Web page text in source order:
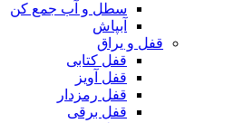
سطل و آب جمع کن
آبپاش
قفل و یراق
قفل کتابی
قفل آویز
قفل رمزدار
قفل برقی